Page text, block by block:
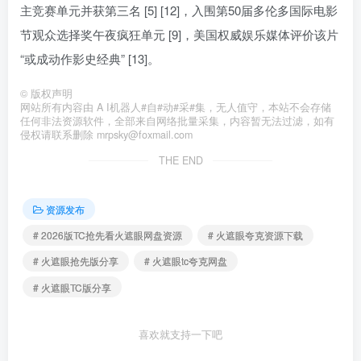
主竞赛单元并获第三名 [5] [12]，入围第50届多伦多国际电影
节观众选择奖午夜疯狂单元 [9]，美国权威娱乐媒体评价该片
“或成动作影史经典” [13]。
© 版权声明
网站所有内容由 A I机器人#自#动#采#集，无人值守，本站不会存储
任何非法资源软件，全部来自网络批量采集，内容暂无法过滤，如有
侵权请联系删除 mrpsky@foxmail.com
THE END
资源发布
# 2026版TC抢先看火遮眼网盘资源
# 火遮眼夸克资源下载
# 火遮眼抢先版分享
# 火遮眼tc夸克网盘
# 火遮眼TC版分享
喜欢就支持一下吧